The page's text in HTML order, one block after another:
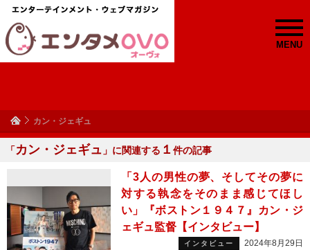
MENU
カン・ジェギュ
「カン・ジェギュ 」に関連する １ 件の記事
「3人の男性の夢、そしてその夢に
対する執念をそのまま感じてほし
い」『ボストン１９４７』カン・ジ
ェギュ監督【インタビュー】
インタビュー 2024年8月29日